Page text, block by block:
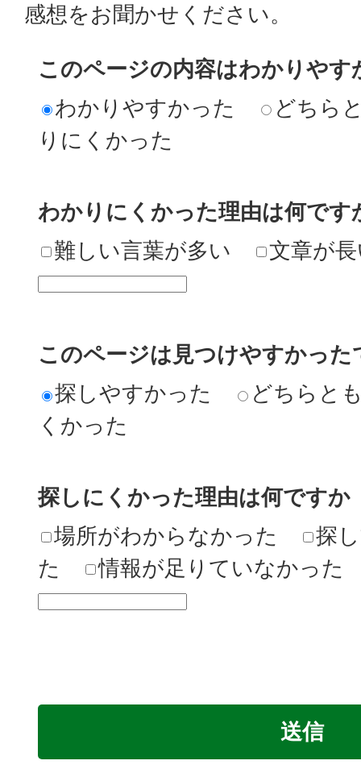
感想をお聞かせください。
このページの内容はわかりやす
わかりやすかった
どちら
りにくかった
わかりにくかった理由は何です
難しい言葉が多い
文章が
このページは見つけやすかった
探しやすかった
どちらと
くかった
探しにくかった理由は何ですか
場所がわからなかった
探
た
情報が足りていなかった